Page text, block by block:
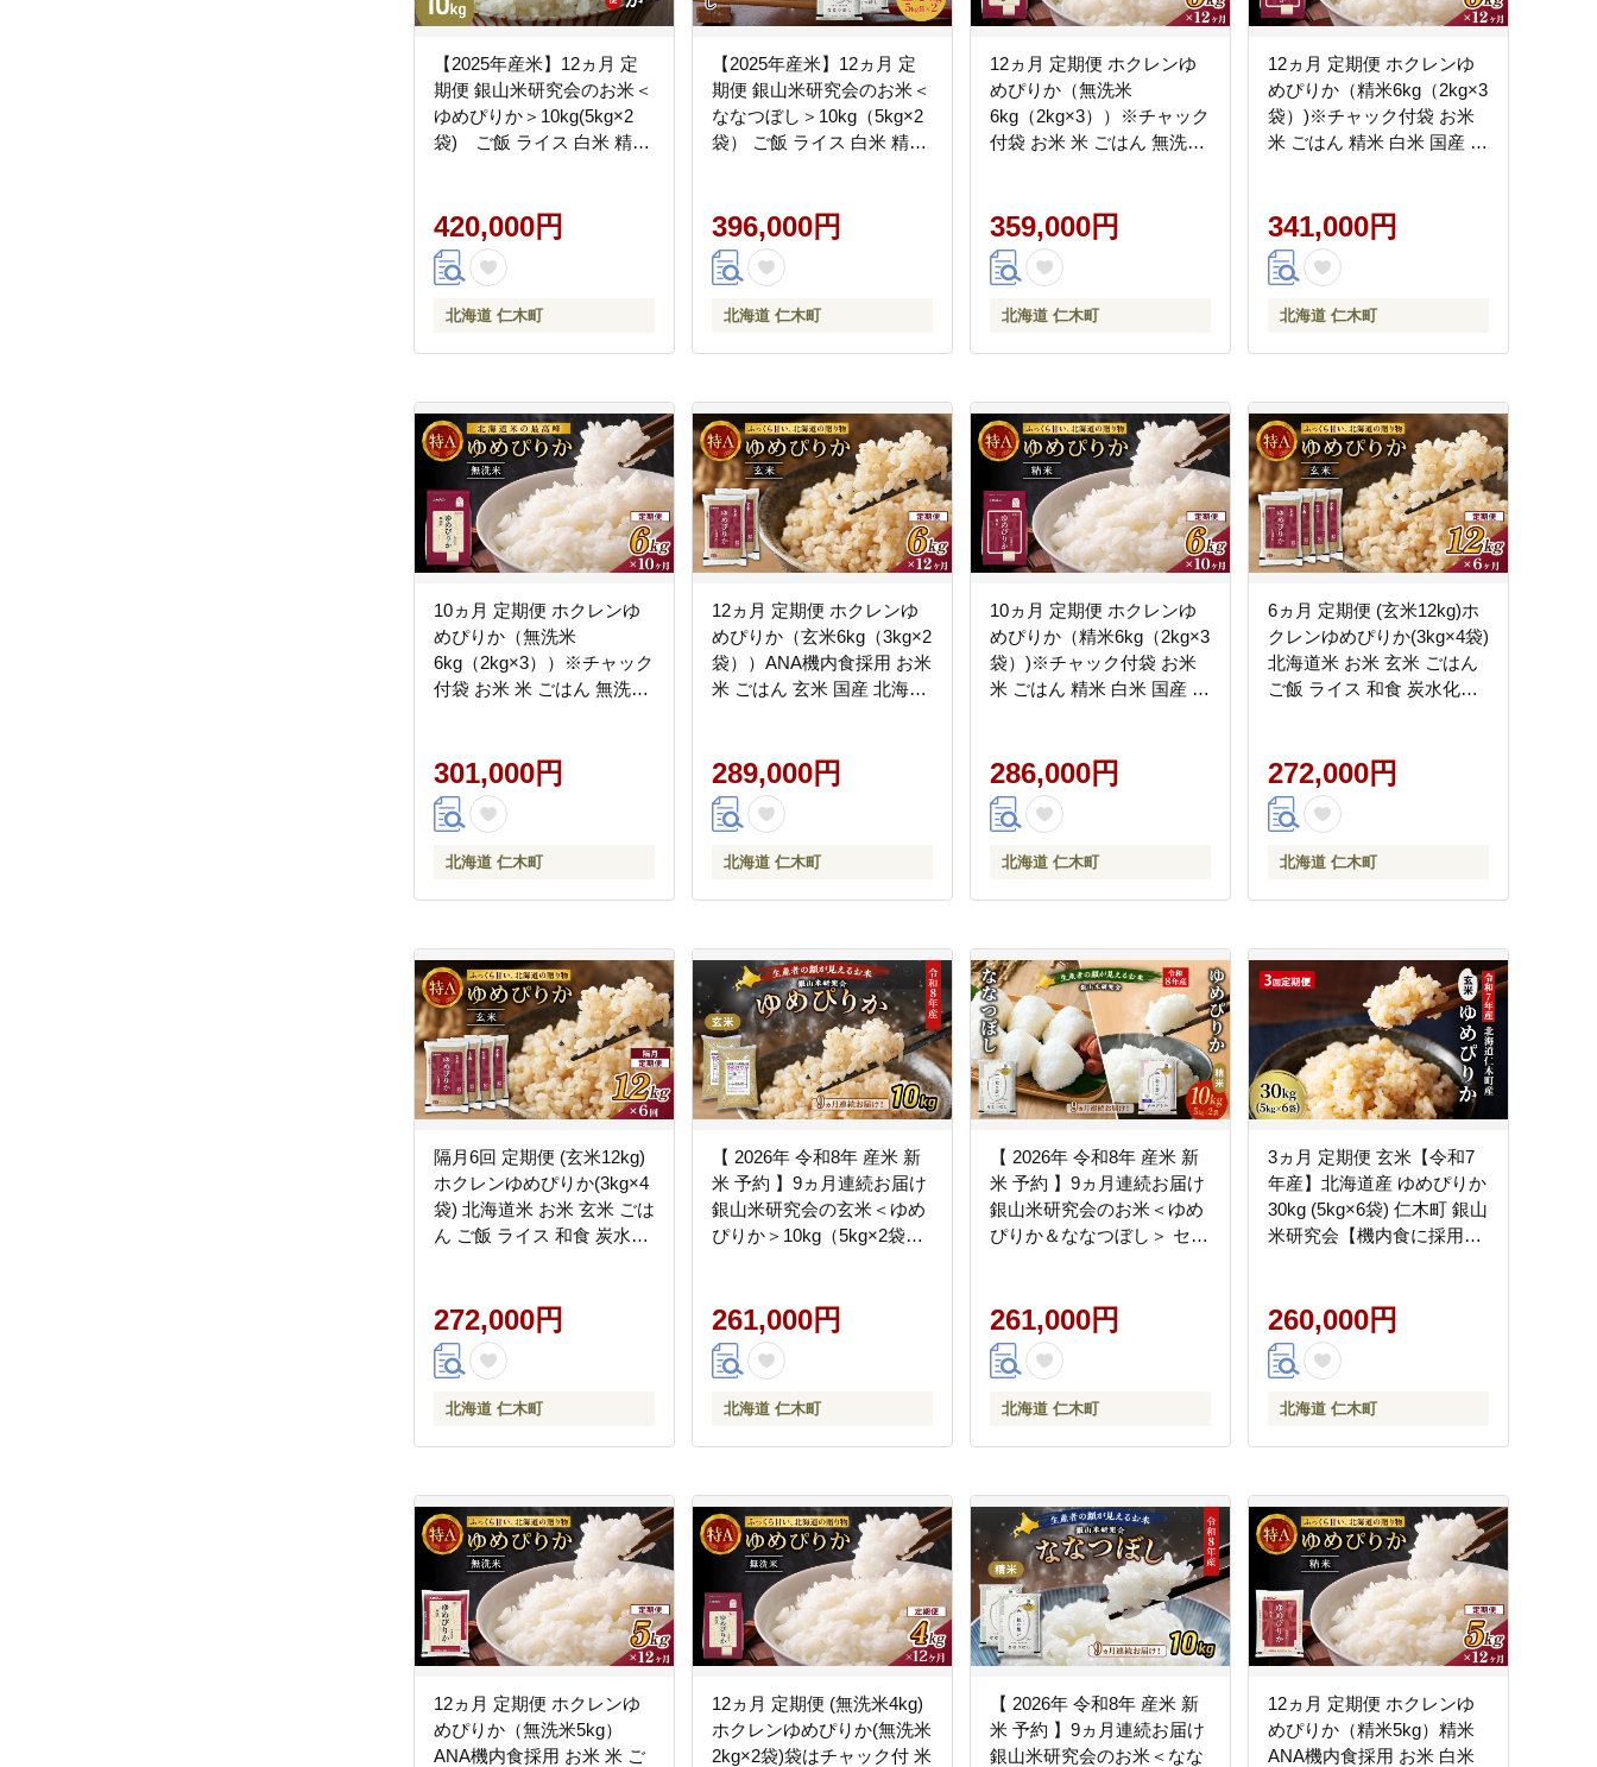
【2025年産米】12ヵ月 定
期便 銀山米研究会のお米＜
ゆめぴりか＞10kg(5kg×2
袋) ご飯 ライス 白米 精米
はん 夜ごはん 昼ごはん [株
式会社 松原米穀]
420,000円
北海道 仁木町
【2025年産米】12ヵ月 定
期便 銀山米研究会のお米＜
ななつぼし＞10kg（5kg×2
袋） ご飯 ライス 白米 精米
はん 昼ごはん 夜ごはん [株
式会社 松原米穀]
396,000円
北海道 仁木町
12ヵ月 定期便 ホクレンゆ
めぴりか（無洗米
6kg（2kg×3））※チャック
付袋 お米 米 ごはん 無洗米
359,000円
北海道 仁木町
12ヵ月 定期便 ホクレンゆ
めぴりか（精米6kg（2kg×3
袋）)※チャック付袋 お米
米 ごはん 精米 白米 国産 北
341,000円
北海道 仁木町
10ヵ月 定期便 ホクレンゆ
めぴりか（無洗米
6kg（2kg×3））※チャック
付袋 お米 米 ごはん 無洗米
301,000円
北海道 仁木町
12ヵ月 定期便 ホクレンゆ
めぴりか（玄米6kg（3kg×2
袋））ANA機内食採用 お米
米 ごはん 玄米 国産 北海道
289,000円
北海道 仁木町
10ヵ月 定期便 ホクレンゆ
めぴりか（精米6kg（2kg×3
袋）)※チャック付袋 お米
米 ごはん 精米 白米 国産 北
286,000円
北海道 仁木町
6ヵ月 定期便 (玄米12kg)ホ
クレンゆめぴりか(3kg×4袋)
北海道米 お米 玄米 ごはん
ご飯 ライス 和食 炭水化物
やか 特A [JA新おたる]
272,000円
北海道 仁木町
隔月6回 定期便 (玄米12kg)
ホクレンゆめぴりか(3kg×4
袋) 北海道米 お米 玄米 ごは
ん ご飯 ライス 和食 炭水化
ややか 特A [JA新おたる]
272,000円
北海道 仁木町
【 2026年 令和8年 産米 新
米 予約 】9ヵ月連続お届け
銀山米研究会の玄米＜ゆめ
ぴりか＞10kg（5kg×2袋）
地直送 時短 ごはん [株式会
社 松原米穀]
261,000円
北海道 仁木町
【 2026年 令和8年 産米 新
米 予約 】9ヵ月連続お届け
銀山米研究会のお米＜ゆめ
ぴりか＆ななつぼし＞ セッ
ド米 おにぎり お弁当 北海
道産 [株式会社 松原米穀]
261,000円
北海道 仁木町
3ヵ月 定期便 玄米【令和7
年産】北海道産 ゆめぴりか
30kg (5kg×6袋) 仁木町 銀山
米研究会【機内食に採用】
飯 朝ごはん 夜ごはん 昼ご
はん[株式会社 松原米穀]
260,000円
北海道 仁木町
12ヵ月 定期便 ホクレンゆ
めぴりか（無洗米5kg）
ANA機内食採用 お米 米 ご
12ヵ月 定期便 (無洗米4kg)
ホクレンゆめぴりか(無洗米
2kg×2袋)袋はチャック付 米
【 2026年 令和8年 産米 新
米 予約 】9ヵ月連続お届け
銀山米研究会のお米＜なな
12ヵ月 定期便 ホクレンゆ
めぴりか（精米5kg）精米
ANA機内食採用 お米 白米